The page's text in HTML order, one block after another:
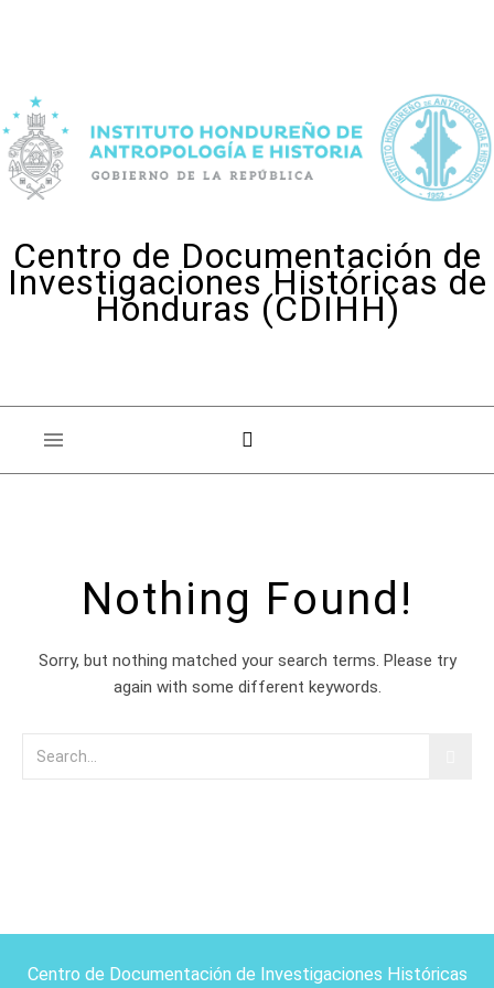
Centro de Documentación de
Investigaciones Históricas de
Honduras (CDIHH)
Nothing Found!
Sorry, but nothing matched your search terms. Please try
again with some different keywords.
Centro de Documentación de Investigaciones Históricas